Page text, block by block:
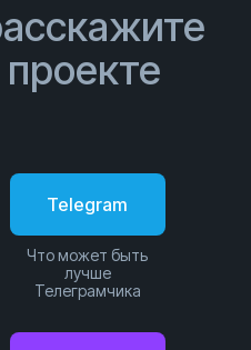
Telegram
Что может быть
лучше
Телеграмчика